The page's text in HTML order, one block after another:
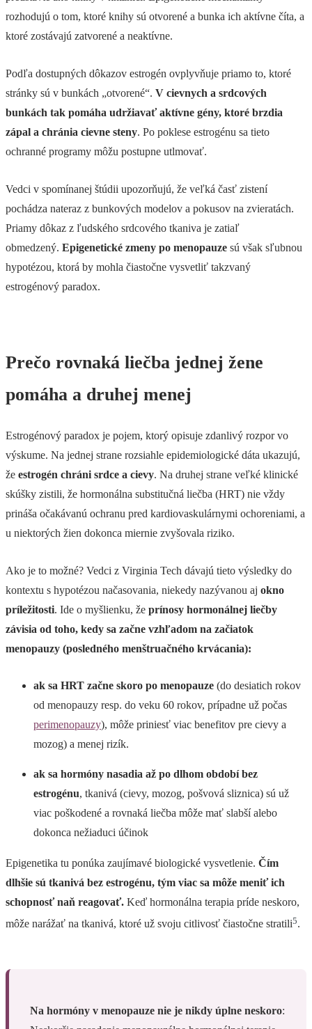
rozhodujú o tom, ktoré knihy sú otvorené a bunka ich aktívne číta, a
ktoré zostávajú zatvorené a neaktívne.
Podľa dostupných dôkazov estrogén ovplyvňuje priamo to, ktoré
stránky sú v bunkách „otvorené“. V cievnych a srdcových
bunkách tak pomáha udržiavať aktívne gény, ktoré brzdia
zápal a chránia cievne steny. Po poklese estrogénu sa tieto
ochranné programy môžu postupne utlmovať.
Vedci v spomínanej štúdii upozorňujú, že veľká časť zistení
pochádza nateraz z bunkových modelov a pokusov na zvieratách.
Priamy dôkaz z ľudského srdcového tkaniva je zatiaľ
obmedzený. Epigenetické zmeny po menopauze sú však sľubnou
hypotézou, ktorá by mohla čiastočne vysvetliť takzvaný
estrogénový paradox.
Prečo rovnaká liečba jednej žene
pomáha a druhej menej
Estrogénový paradox je pojem, ktorý opisuje zdanlivý rozpor vo
výskume. Na jednej strane rozsiahle epidemiologické dáta ukazujú,
že estrogén chráni srdce a cievy. Na druhej strane veľké klinické
skúšky zistili, že hormonálna substitučná liečba (HRT) nie vždy
prináša očakávanú ochranu pred kardiovaskulárnymi ochoreniami, a
u niektorých žien dokonca miernie zvyšovala riziko.
Ako je to možné? Vedci z Virginia Tech dávajú tieto výsledky do
kontextu s hypotézou načasovania, niekedy nazývanou aj okno
príležitosti. Ide o myšlienku, že prínosy hormonálnej liečby
závisia od toho, kedy sa začne vzhľadom na začiatok
menopauzy (posledného menštruačného krvácania):
ak sa HRT začne skoro po menopauze (do desiatich rokov
od menopauzy resp. do veku 60 rokov, prípadne už počas
perimenopauzy), môže priniesť viac benefitov pre cievy a
mozog) a menej rizík.
ak sa hormóny nasadia až po dlhom období bez
estrogénu, tkanivá (cievy, mozog, pošvová sliznica) sú už
viac poškodené a rovnaká liečba môže mať slabší alebo
dokonca nežiaduci účinok
Epigenetika tu ponúka zaujímavé biologické vysvetlenie. Čím
dlhšie sú tkanivá bez estrogénu, tým viac sa môže meniť ich
schopnosť naň reagovať. Keď hormonálna terapia príde neskoro,
môže narážať na tkanivá, ktoré už svoju citlivosť čiastočne stratili5.
Na hormóny v menopauze nie je nikdy úplne neskoro: